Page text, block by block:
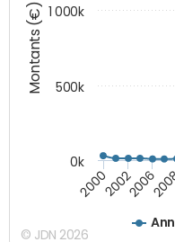
Montants (€)
200020022006
0k
500k
1 000k
© JDN 2026